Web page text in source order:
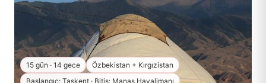
15 gün · 14 gece
Özbekistan + Kırgızistan
Başlangıç: Taşkent · Bitiş: Manas Havalimanı